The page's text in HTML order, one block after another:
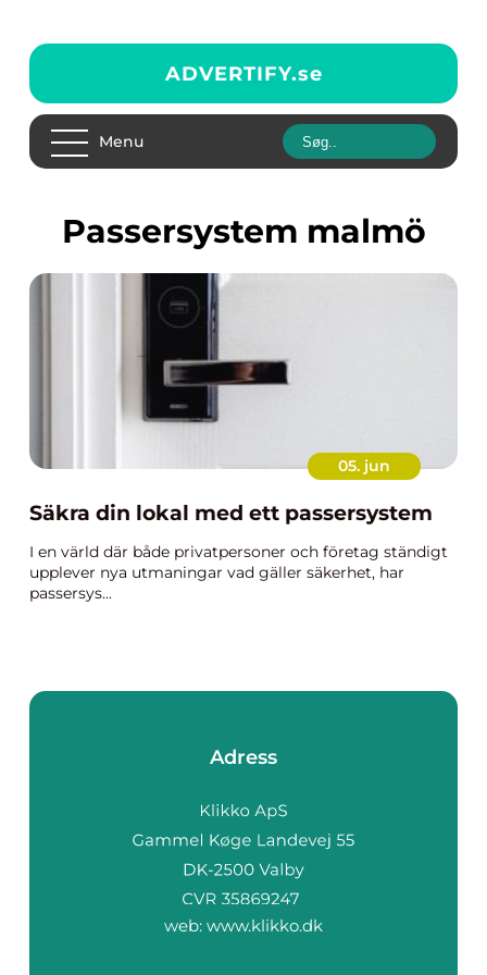
ADVERTIFY.se
Menu
passersystem malmö
05. jun
Säkra din lokal med ett passersystem
I en värld där både privatpersoner och företag ständigt
upplever nya utmaningar vad gäller säkerhet, har
passersys...
Adress
web: www.klikko.dk